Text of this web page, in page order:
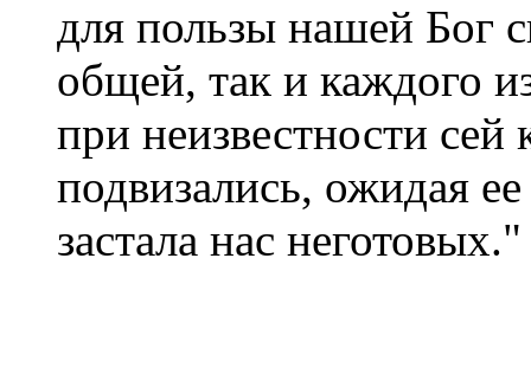
для пользы нашей Бог
общей, так и каждого
при неизвестности
подвизались, ожидая
застала нас неготовых."